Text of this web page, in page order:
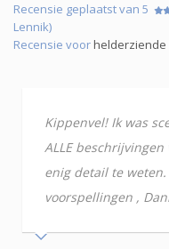
Recensie geplaatst van 5
Lennik)
Recensie voorhelderziende
Kippenvel! Ik was
ALLE
enig detail te
voorspellingen ,